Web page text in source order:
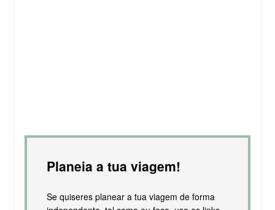
Planeia a tua viagem!
Se quiseres planear a tua viagem de forma